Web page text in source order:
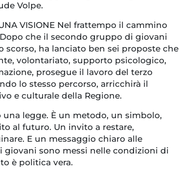
Volpe.
VISIONE Nel frattempo il cammino
che il secondo gruppo di giovani
scorso, ha lanciato ben sei proposte che
volontariato, supporto psicologico,
prosegue il lavoro del terzo
lo stesso percorso, arricchirà il
e culturale della Regione.
una legge. È un metodo, un simbolo,
al futuro. Un invito a restare,
E un messaggio chiaro alle
giovani sono messi nelle condizioni di
è politica vera.